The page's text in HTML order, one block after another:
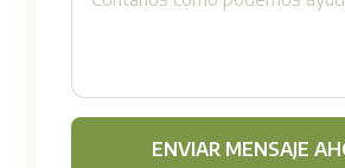
ENVIAR MENSAJE